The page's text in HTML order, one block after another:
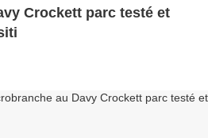
Crockett parc testé et